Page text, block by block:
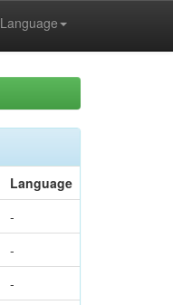
Language
Language
-
-
-